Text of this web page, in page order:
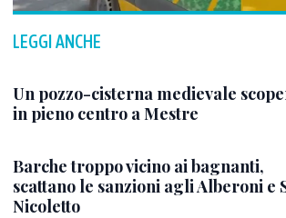
LEGGI ANCHE
Un pozzo-cisterna medievale
in pieno centro a Mestre
Barche troppo vicino ai bagnanti,
scattano le sanzioni agli Alberoni e
Nicoletto